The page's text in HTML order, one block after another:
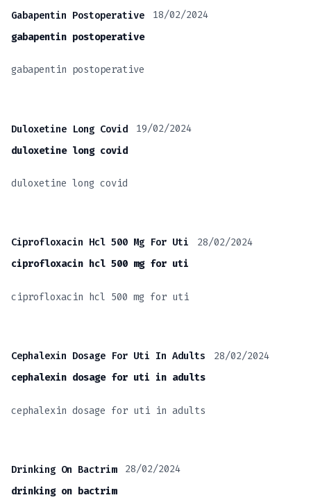
Gabapentin Postoperative
18/02/2024
gabapentin postoperative
gabapentin postoperative
Duloxetine Long Covid
19/02/2024
duloxetine long covid
duloxetine long covid
Ciprofloxacin Hcl 500 Mg For Uti
28/02/2024
ciprofloxacin hcl 500 mg for uti
ciprofloxacin hcl 500 mg for uti
Cephalexin Dosage For Uti In Adults
28/02/2024
cephalexin dosage for uti in adults
cephalexin dosage for uti in adults
Drinking On Bactrim
28/02/2024
drinking on bactrim